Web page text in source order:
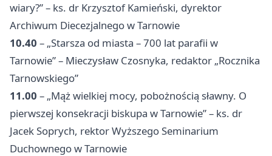
wiary?” – ks. dr Krzysztof Kamieński, dyrektor
Archiwum Diecezjalnego w Tarnowie
10.40 – „Starsza od miasta – 700 lat parafii w
Tarnowie” – Mieczysław Czosnyka, redaktor „Rocznika
Tarnowskiego”
11.00 – „Mąż wielkiej mocy, pobożnością sławny. O
pierwszej konsekracji biskupa w Tarnowie” – ks. dr
Jacek Soprych, rektor Wyższego Seminarium
Duchownego w Tarnowie